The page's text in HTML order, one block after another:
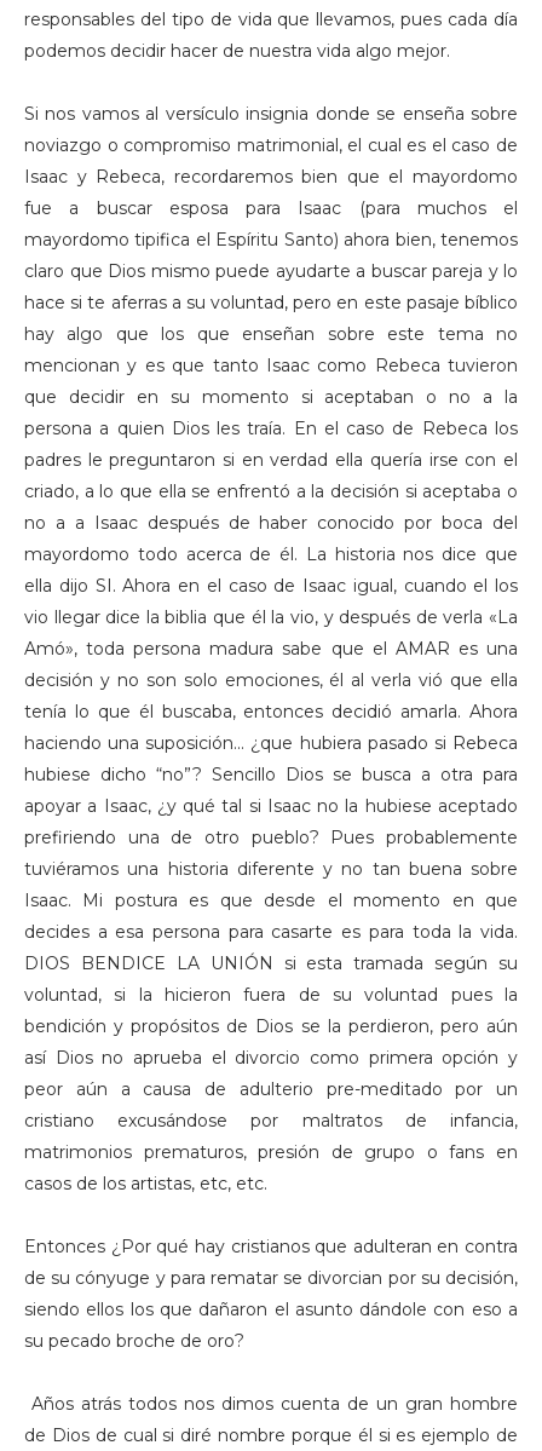
responsables del tipo de vida que llevamos, pues cada día
podemos decidir hacer de nuestra vida algo mejor.
Si nos vamos al versículo insignia donde se enseña sobre
noviazgo o compromiso matrimonial, el cual es el caso de
Isaac y Rebeca, recordaremos bien que el mayordomo
fue a buscar esposa para Isaac (para muchos el
mayordomo tipifica el Espíritu Santo) ahora bien, tenemos
claro que Dios mismo puede ayudarte a buscar pareja y lo
hace si te aferras a su voluntad, pero en este pasaje bíblico
hay algo que los que enseñan sobre este tema no
mencionan y es que tanto Isaac como Rebeca tuvieron
que decidir en su momento si aceptaban o no a la
persona a quien Dios les traía. En el caso de Rebeca los
padres le preguntaron si en verdad ella quería irse con el
criado, a lo que ella se enfrentó a la decisión si aceptaba o
no a a Isaac después de haber conocido por boca del
mayordomo todo acerca de él. La historia nos dice que
ella dijo SI. Ahora en el caso de Isaac igual, cuando el los
vio llegar dice la biblia que él la vio, y después de verla «La
Amó», toda persona madura sabe que el AMAR es una
decisión y no son solo emociones, él al verla vió que ella
tenía lo que él buscaba, entonces decidió amarla. Ahora
haciendo una suposición... ¿que hubiera pasado si Rebeca
hubiese dicho “no”? Sencillo Dios se busca a otra para
apoyar a Isaac, ¿y qué tal si Isaac no la hubiese aceptado
prefiriendo una de otro pueblo? Pues probablemente
tuviéramos una historia diferente y no tan buena sobre
Isaac. Mi postura es que desde el momento en que
decides a esa persona para casarte es para toda la vida.
DIOS BENDICE LA UNIÓN si esta tramada según su
voluntad, si la hicieron fuera de su voluntad pues la
bendición y propósitos de Dios se la perdieron, pero aún
así Dios no aprueba el divorcio como primera opción y
peor aún a causa de adulterio pre-meditado por un
cristiano excusándose por maltratos de infancia,
matrimonios prematuros, presión de grupo o fans en
casos de los artistas, etc, etc.
Entonces ¿Por qué hay cristianos que adulteran en contra
de su cónyuge y para rematar se divorcian por su decisión,
siendo ellos los que dañaron el asunto dándole con eso a
su pecado broche de oro?
Años atrás todos nos dimos cuenta de un gran hombre
de Dios de cual si diré nombre porque él si es ejemplo de